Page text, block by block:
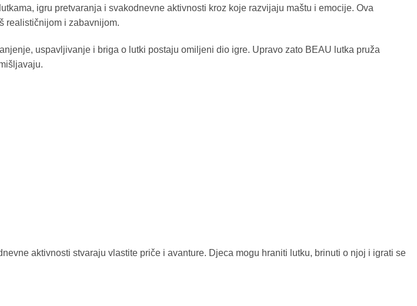
igru pretvaranja i svakodnevne aktivnosti kroz koje razvijaju maštu i emocije. Ova
realističnijom i zabavnijom.
uspavljivanje i briga o lutki postaju omiljeni dio igre. Upravo zato BEAU lutka pruža
aktivnosti stvaraju vlastite priče i avanture. Djeca mogu hraniti lutku, brinuti o njoj i igrati se